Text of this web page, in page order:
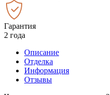
Гарантия
2 года
Описание
Отделка
Информация
Отзывы